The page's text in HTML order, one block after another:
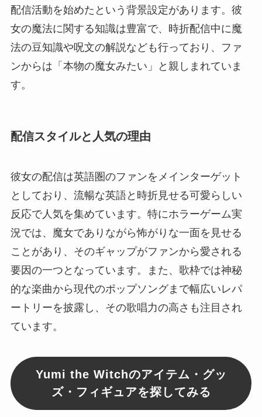
配信活動を始めたという背景設定があります。彼
女の魔法に関する知識は豊富で、時折配信中に魔
法の豆知識や呪文の解説なども行っており、ファ
ンからは「本物の魔女みたい」と親しまれていま
す。
配信スタイルと人気の理由
彼女の配信は英語圏のファンをメインターゲット
としており、流暢な英語と時折見せる可愛らしい
反応で人気を集めています。特にホラーゲーム実
況では、魔女でありながら怖がりな一面を見せる
ことがあり、そのギャップがファンから愛される
要因の一つとなっています。また、歌枠では神秘
的な楽曲から現代のポップソングまで幅広いレパ
ートリーを披露し、その歌唱力の高さも注目され
ています。
Yumi the Witchのアイテム・グッ
ズ・フィギュアを探してみる